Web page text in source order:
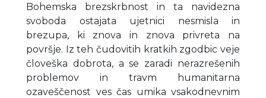
Bohemska brezskrbnost in ta navidezna
svoboda ostajata ujetnici nesmisla in
brezupa, ki znova in znova privreta na
površje. Iz teh čudovitih kratkih zgodbic veje
človeška dobrota, a se zaradi nerazrešenih
problemov in travm humanitarna
ozaveščenost ves čas umika vsakodnevnim